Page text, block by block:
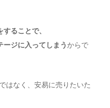
ることで、
ージに入ってしまうからで
はなく、安易に売りたいた